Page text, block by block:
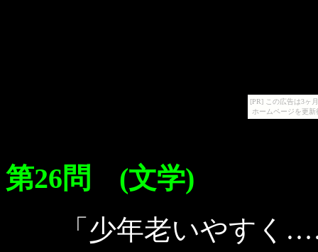
[PR] この広告は3ヶ
ホームページを更
第26問 (文学)
「少年老いやすく……